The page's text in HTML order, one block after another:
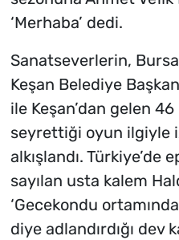
‘Merhaba’ dedi.
Sanatseverlerin,
Keşan Belediye
ile Keşan’dan gelen
seyrettiği oyun ilgiyle
alkışlandı.
sayılan usta kalem
‘Gecekondu
diye adlandırdığı dev